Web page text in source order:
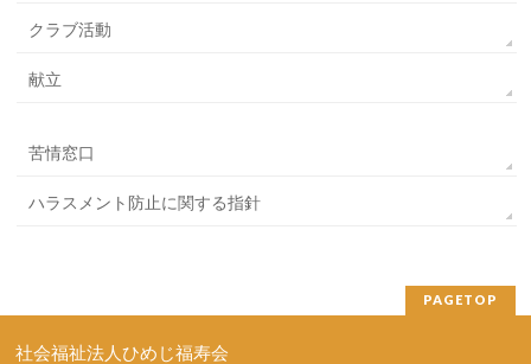
クラブ活動
献立
苦情窓口
ハラスメント防止に関する指針
PAGETOP
社会福祉法人ひめじ福寿会